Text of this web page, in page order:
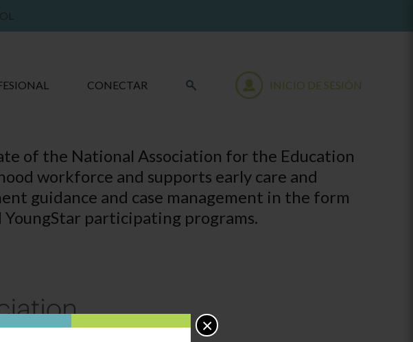
×
CONECTAR INICIO DE SESIÓN
of the National Association for the Education
workforce and supports early care and
guidance and case management in the form
YoungStar participating programs.